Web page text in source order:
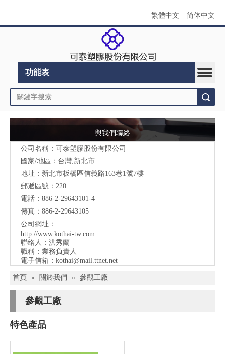
繁體中文 简体中文
功能表
與我們聯絡
公司名稱：可泰塑膠股份有限公司
國家/地區：台灣,新北市
地址：新北市板橋區信義路163巷1號7樓
郵遞區號：220
電話：886-2-29643101-4
傳真：886-2-29643105
公司網址：
http://www.kothai-tw.com
聯絡人：洪秀蘭
職稱：業務負責人
電子信箱： kothai@mail.ttnet.net
首頁 » 關於我們 » 參觀工廠
參觀工廠
特色產品